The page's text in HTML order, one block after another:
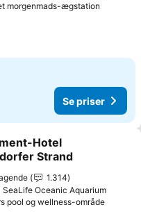
morgenmads-ægstation
Se priser
favoritter
Hotel
Strand
1.314
SeaLife Oceanic Aquarium
pool og wellness-områdeSe